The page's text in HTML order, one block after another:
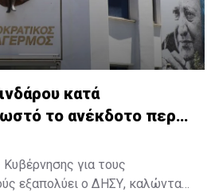
κατά
το ανέκδοτο περι
για τους
εξαπολύει ο ΔΗΣΥ, καλώντας